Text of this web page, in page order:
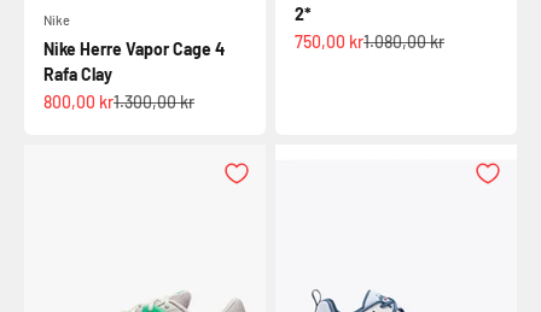
Nike
Nike Herre Vapor Cage 4
Rafa Clay
Salgspris
800,00 krNormalpris
1.300,00 kr
2*
Salgspris
750,00 krNormalpris
1.080,00 kr